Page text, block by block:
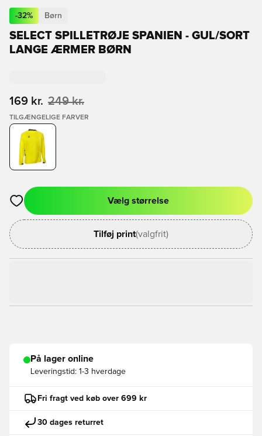
-32% Børn
SELECT SPILLETRØJE SPANIEN - GUL/SORT
LANGE ÆRMER BØRN
169 kr. 249 kr.
TILGÆNGELIGE FARVER
Åbner en Modal til at logge ind eller tilmelde dig som medlem
Vælg størrelse
Tilføj print(valgfrit)
På lager online
Leveringstid: 1-3 hverdage
Fri fragt ved køb over 699 kr
30 dages returret